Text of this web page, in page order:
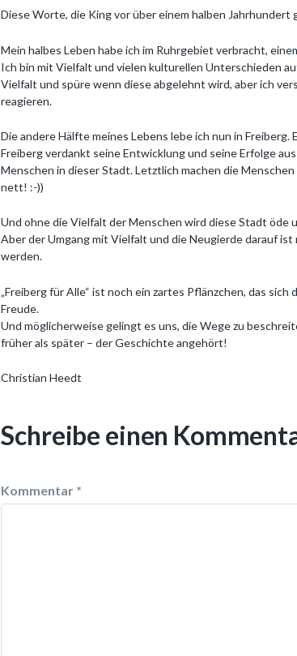
Diese Worte, die King vor über einem halben
Mein halbes Leben habe ich im Ruhrgebiet verbracht,
Ich bin mit Vielfalt und vielen kulturellen Unterschieden
Vielfalt und spüre wenn diese abgelehnt wird, aber ich
reagieren.
Die andere Hälfte meines Lebens lebe ich nun in
Freiberg verdankt seine Entwicklung und seine Erfolge
Menschen in dieser Stadt. Letztlich machen die
nett! :-))
Und ohne die Vielfalt der Menschen wird diese Stadt öde
Aber der Umgang mit Vielfalt und die Neugierde darauf
werden.
„Freiberg für Alle“ ist noch ein zartes Pflänzchen, das
Freude.
Und möglicherweise gelingt es uns, die Wege zu
früher als später – der Geschichte angehört!
Christian Heedt
Schreibe einen
Kommentar *